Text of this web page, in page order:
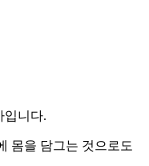
입니다.
몸을 담그는 것으로도